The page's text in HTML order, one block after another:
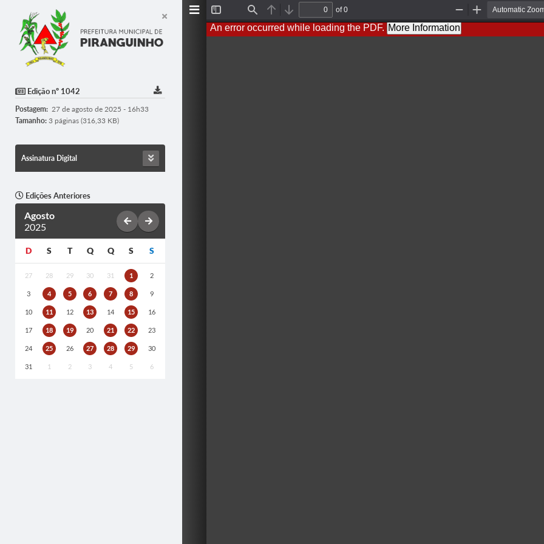
Edição nº 1042
Postagem: 27 de agosto de 2025 - 16h33
Tamanho: 3 páginas (316,33 KB)
Assinatura Digital
Edições Anteriores
Agosto
2025
D S T Q Q S S
27 28 29 30 31 1 2
3 4 5 6 7 8 9
10 11 12 13 14 15 16
17 18 19 20 21 22 23
24 25 26 27 28 29 30
31 1 2 3 4 5 6
Sidebar
Find Previous
Next
of 0
Out
An error occurred while loading the PDF. More Information